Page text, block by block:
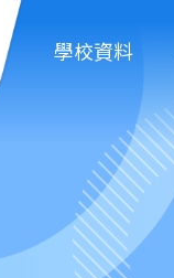
學校資料